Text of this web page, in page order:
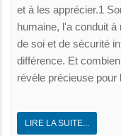
et à les apprécier.1
humaine, l'a conduit
de soi et de sécurité
différence. Et
révèle précieuse pour
LIRE LA SUITE...